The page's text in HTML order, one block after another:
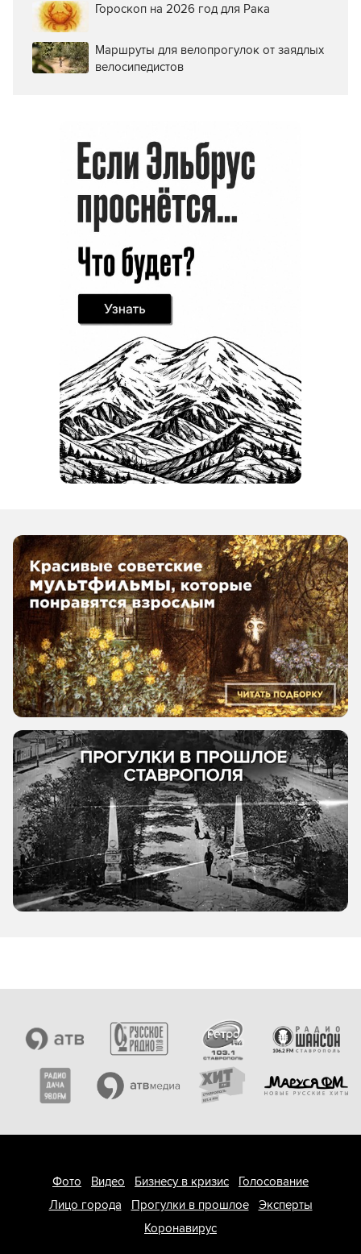
Гороскоп на 2026 год для Рака
Маршруты для велопрогулок от заядлых
велосипедистов
Фото Видео Бизнесу в кризис
Голосование
Лицо города
Прогулки в прошлое
Эксперты
Коронавирус